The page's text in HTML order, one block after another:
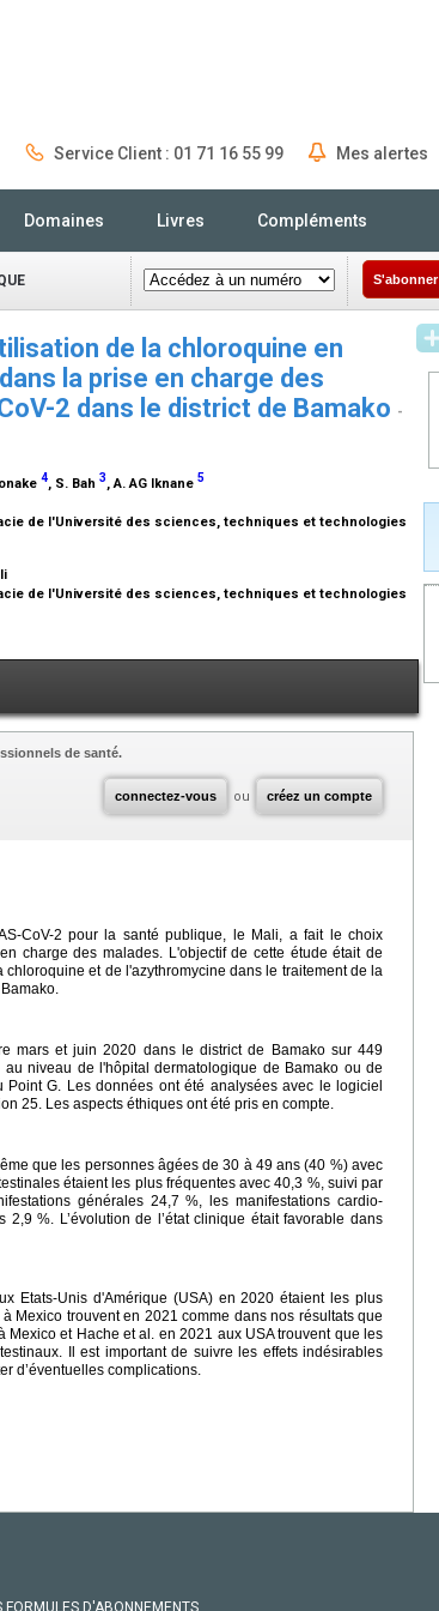
Service Client : 01 71 16 55 99 Mes alertes
Domaines Livres Compléments
S'abonner
de la chloroquine en
la prise en charge des
2 dans le district de Bamako -
4, S. Bah 3, A. AG Iknane 5
de l'Université des sciences, techniques et technologies
de l'Université des sciences, techniques et technologies
connectez-vous ou créez un compte
de santé.
CoV-2 pour la santé publique, le Mali, a fait le choix
charge des malades. L'objectif de cette étude était de
et de l'azythromycine dans le traitement de la
mars et juin 2020 dans le district de Bamako sur 449
niveau de l'hôpital dermatologique de Bamako ou de
G. Les données ont été analysées avec le logiciel
25. Les aspects éthiques ont été pris en compte.
que les personnes âgées de 30 à 49 ans (40 %) avec
étaient les plus fréquentes avec 40,3 %, suivi par
générales 24,7 %, les manifestations cardio-
%. L’évolution de l’état clinique était favorable dans
Etats-Unis d'Amérique (USA) en 2020 étaient les plus
Mexico trouvent en 2021 comme dans nos résultats que
et Hache et al. en 2021 aux USA trouvent que les
Il est important de suivre les effets indésirables
d’éventuelles complications.
FORMULES D'ABONNEMENTS